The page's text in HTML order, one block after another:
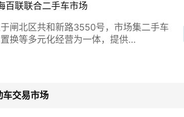
百联联合二手车市场
闸北区共和新路3550号，市场集二手车
换等多元化经营为一体，提供...
车交易市场